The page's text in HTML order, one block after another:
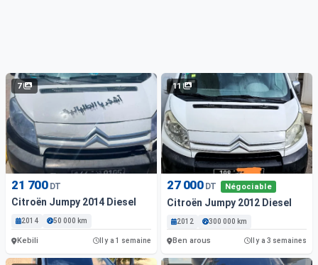
7
21 700 DT
Citroën Jumpy 2014 Diesel
2014 50 000 km
Kebili Il y a 1 semaine
11
27 000 DT Négociable
Citroën Jumpy 2012 Diesel
2012 300 000 km
Ben arous Il y a 3 semaines